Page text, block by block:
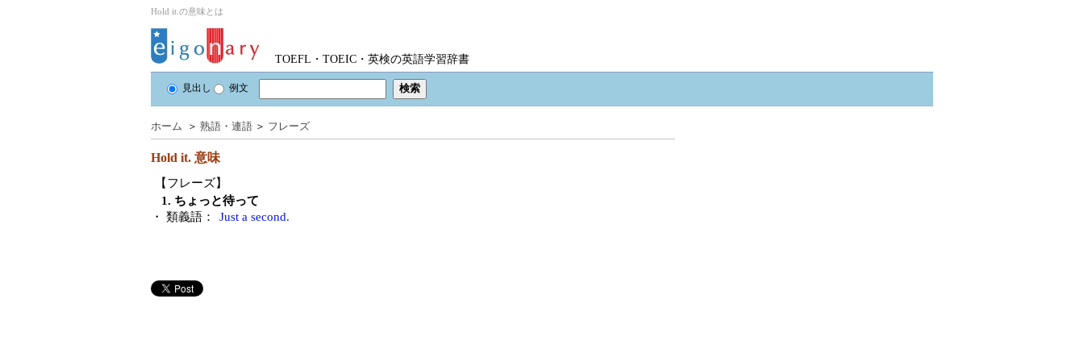
Hold it.の意味とは
TOEFL・TOEIC・英検の英語学習辞書
見出し 例文
ホーム ＞ 熟語・連語 ＞ フレーズ
Hold it. 意味
【フレーズ】
1. ちょっと待って
・ 類義語：
Just a second.